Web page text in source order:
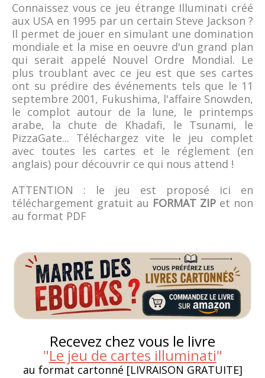
Connaissez vous ce jeu étrange Illuminati créé
aux USA en 1995 par un certain Steve Jackson ?
Il permet de jouer en simulant une domination
mondiale et la mise en oeuvre d'un grand plan
qui serait appelé Nouvel Ordre Mondial. Le
plus troublant avec ce jeu est que ses cartes
ont su prédire des événements tels que le 11
septembre 2001, Fukushima, l'affaire Snowden,
le complot autour de la lune, le printemps
arabe, la chute de Khadafi, le Tsunami, le
PizzaGate... Téléchargez vite le jeu complet
avec toutes les cartes et le réglement (en
anglais) pour découvrir ce qui nous attend !
ATTENTION : le jeu est proposé ici en
téléchargement gratuit au FORMAT ZIP et non
au format PDF
Recevez chez vous le livre
"Le jeu de cartes illuminati"
au format cartonné [LIVRAISON GRATUITE]